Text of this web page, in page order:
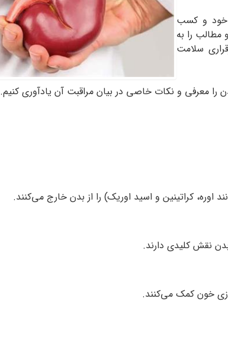
خود و کسب
مطالب را به
سلامت
را معرفی و نکات خاصی در بیان مراقبت آن یادآوری کنیم.
نقش کلیدی دارند.
خون کمک می‌کنند.